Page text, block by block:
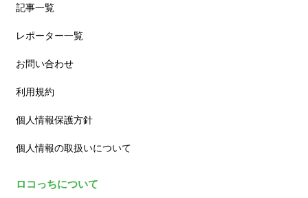
記事一覧
レポーター一覧
お問い合わせ
利用規約
個人情報保護方針
個人情報の取扱いについて
ロコっちについて